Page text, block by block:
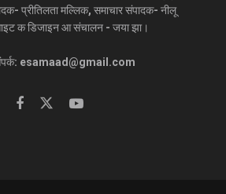
प्रीतिलता मल्लिक, समाचार संपादक- नीलू
क डिजाइन आ संचालन - जया झा।
esamaad@gmail.com